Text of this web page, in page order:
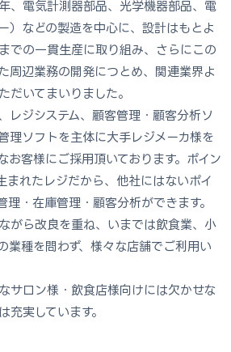
、電気計測器部品、光学機器部品、電
）などの製造を中心に、設計はもとよ
での一貫生産に取り組み、さらにこの
周辺業務の開発につとめ、関連業界よ
だいてまいりました。
レジシステム、顧客管理・顧客分析ソ
理ソフトを主体に大手レジメーカ様を
お客様にご採用頂いております。ポイン
まれたレジだから、他社にはないポイ
理・在庫管理・顧客分析ができます。
がら改良を重ね、いまでは飲食業、小
業種を問わず、様々な店舗でご利用い
サロン様・飲食店様向けには欠かせな
充実しています。